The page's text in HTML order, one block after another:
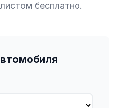
бесплатно.